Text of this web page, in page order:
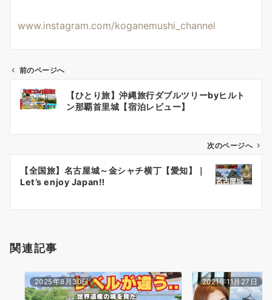
www.instagram.com/koganemushi_channel
ビ
ン
前のページへ
【ひとり旅】沖縄旅行ダブルツリーbyヒルト
ン那覇首里城【宿泊レビュー】
次のページへ
【全国旅】名古屋城～金シャチ横丁【愛知】｜
Let’s enjoy Japan‼
関連記事
2025年8月30日 2021年11月27日